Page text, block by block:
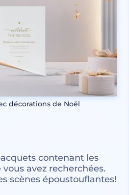
décorations de Noël
contenant les
avez recherchées.
scènes époustouflantes!